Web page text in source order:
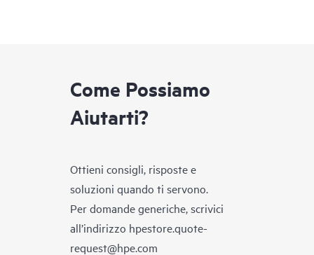
Come Possiamo
Aiutarti?
Ottieni consigli, risposte e
soluzioni quando ti servono.
Per domande generiche, scrivici
all’indirizzo hpestore.quote-
request@hpe.com